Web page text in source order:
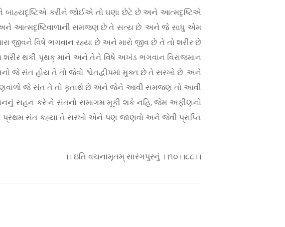
બાહ્યદૃષ્ટિએ કરીને જોઈએ તો ઘણા છેટે છે અને આત્મદૃષ્ટિએ
આત્મદૃષ્ટિવાળાની સમજણ છે તે સત્ય છે. અને જે સાધુ એમ
જીવને વિષે ભગવાન રહ્યા છે અને મારો જીવ છે તે તો શરીર છે
શરીર થકી પૃથક્ માને અને તેને વિષે અખંડ ભગવાન વિરાજમાન
જે સંત હોય તે તો જેવો શ્વેતદ્વીપમાં મુક્ત છે તે સરખો છે. અને
જે સંત તે તો કૃતાર્થ છે અને જેને આવી સમજણ તો આવી
સહન કરે ને સંતનો સમાગમ મૂકી શકે નહિ, જેમ અફીણનો
પ્રથમ સંત કહ્યા તે સરખો એને પણ જાણવો અને જેવી પ્રાપ્તિ
।। ઇતિ વચનામૃતમ્ સારંગપુરનું ।।૧૦।।૮૮।।